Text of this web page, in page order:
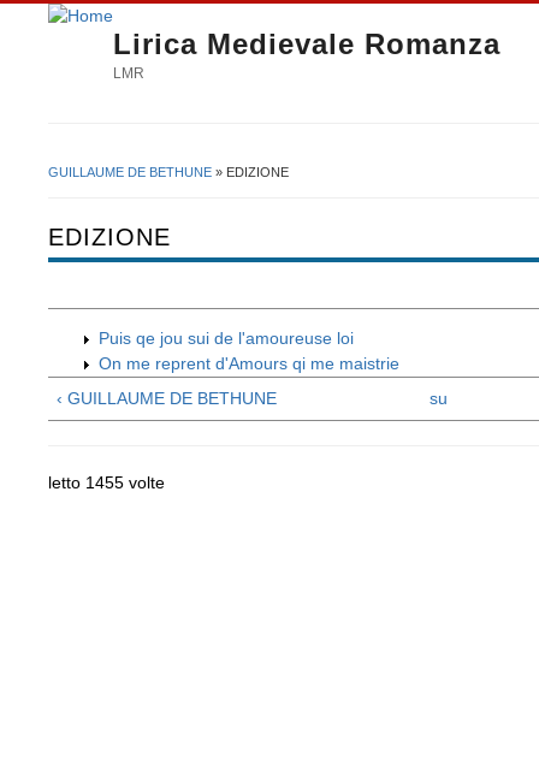
Lirica Medievale Romanza
LMR
GUILLAUME DE BETHUNE » EDIZIONE
EDIZIONE
Puis qe jou sui de l'amoureuse loi
On me reprent d'Amours qi me maistrie
‹ GUILLAUME DE BETHUNE
su
letto 1455 volte